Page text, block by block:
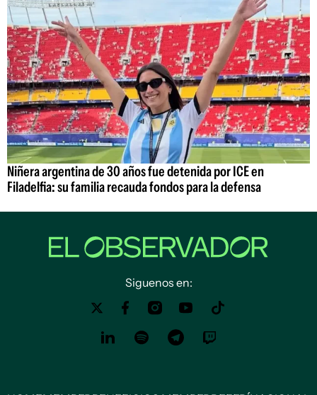
Niñera argentina de 30 años fue detenida por ICE en
Filadelfia: su familia recauda fondos para la defensa
Siguenos en: